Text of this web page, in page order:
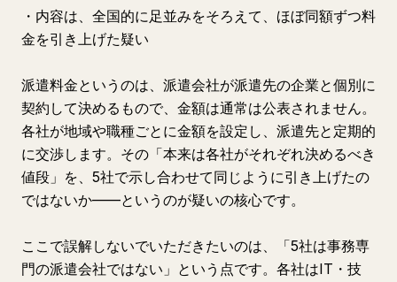
・内容は、全国的に足並みをそろえて、ほぼ同額ずつ料
金を引き上げた疑い
派遣料金というのは、派遣会社が派遣先の企業と個別に
契約して決めるもので、金額は通常は公表されません。
各社が地域や職種ごとに金額を設定し、派遣先と定期的
に交渉します。その「本来は各社がそれぞれ決めるべき
値段」を、5社で示し合わせて同じように引き上げたの
ではないか——というのが疑いの核心です。
ここで誤解しないでいただきたいのは、「5社は事務専
門の派遣会社ではない」という点です。各社はIT・技